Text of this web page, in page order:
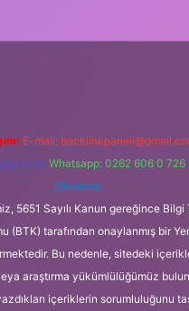
E-mail:
Whatsapp: 0262 606 0 726
@karabul
5651 Sayılı Kanun gereğince
(BTK) tarafından onaylanmış bir Yer
Bu nedenle, sitedeki
araştırma yükümlülüğümüz
içeriklerin sorumluluğunu